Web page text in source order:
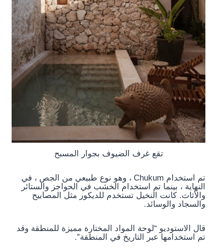
تقع غرف الضيوف بجوار المسبح
تم استخدام Chukum ، وهو نوع طبيعي من الجص ، في
النهاية ، بينما تم استخدام الخشب في الحواجز والستائر
والأثاث. كانت النخيل تستخدم للديكور مثل المصابيح
والسجاد والوسائد.
قال الاستوديو “لوحة المواد المختارة مميزة للمنطقة وقد
تم استخدامها عبر التاريخ في المنطقة”.